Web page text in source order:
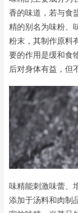
香的味道，若与食
精的别名为味粉、
粉末，其制作原料
要的作用是缓和食
后对身体有益，但
味精能刺激味蕾、
添加于汤料和肉制